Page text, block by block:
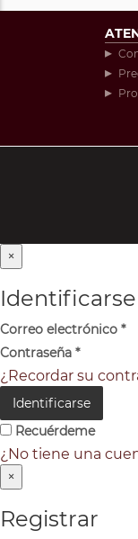
×
Identificarse
Correo electrónico *
Contraseña *
¿Recordar su
Identificarse
Recuérdeme
¿No tiene una
×
Registrar